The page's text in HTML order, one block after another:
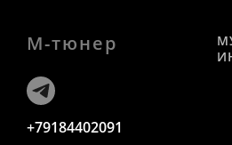
М-тюнер
+79184402091